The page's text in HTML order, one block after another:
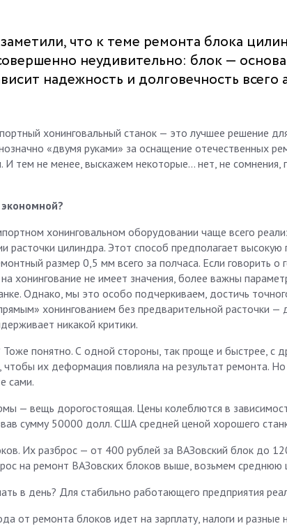
что к теме ремонта блока
неудивительно: блок — основа
надежность и долговечность
хонинговальный станок — это лучшее решение
«двумя руками» за оснащение отечественных
тем не менее, выскажем некоторые… нет, не
хонинговальном оборудовании чаще всего
расточки цилиндра. Этот способ предполагает
размер 0,5 мм всего за полчаса. Если говорить о
на хонингование не имеет значения, более важны
Однако, мы это особо подчеркиваем, достичь
хонингованием без предварительной расточки —
никакой критики.
понятно. С одной стороны, так проще и быстрее, с
их деформация повлияла на результат ремонта.
сами.
— вещь дорогостоящая. Цены колеблются в
сумму 50000 долл. США средней ценой хорошего
Их разброс — от 400 рублей за ВАЗовский блок до
на ремонт ВАЗовских блоков выше, возьмем
в день? Для стабильно работающего предприятия
от ремонта блоков идет на зарплату, налоги и разные